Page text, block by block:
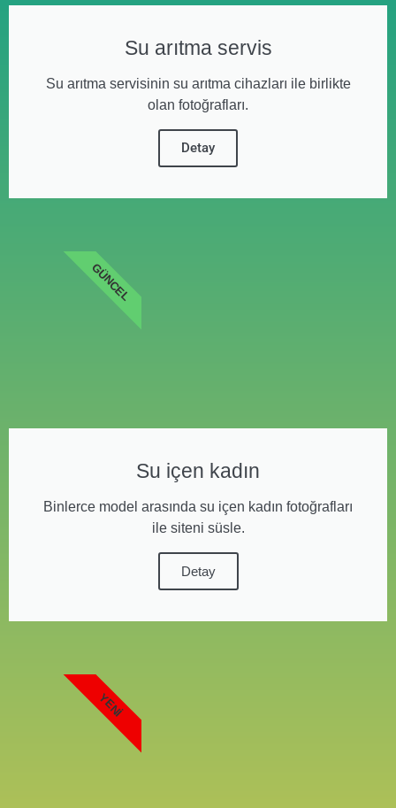
Su arıtma servis
Su arıtma servisinin su arıtma cihazları ile birlikte
olan fotoğrafları.
Detay
Su içen kadın
Binlerce model arasında su içen kadın fotoğrafları
ile siteni süsle.
Detay
GÜNCEL
YENI